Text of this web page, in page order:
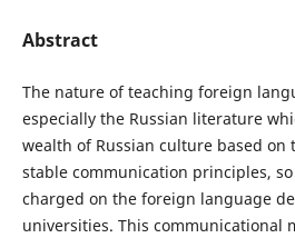
Abstract
The nature of teaching foreign
especially the Russian literature
wealth of Russian culture based
stable communication principles,
charged on the foreign language
universities. This communicational